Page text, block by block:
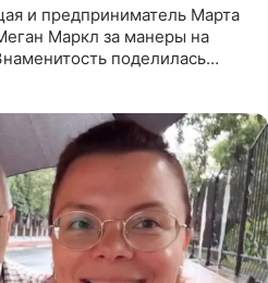
и предприниматель Марта
Маркл за манеры на
поделилась